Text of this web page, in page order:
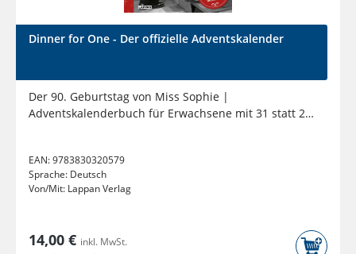
Dinner for One - Der offizielle Adventskalender
Der 90. Geburtstag von Miss Sophie |
Adventskalenderbuch für Erwachsene mit 31 statt 24
EAN:9783830320579
Sprache: Deutsch
Von/Mit: Lappan Verlag
14,00 € inkl. MwSt.